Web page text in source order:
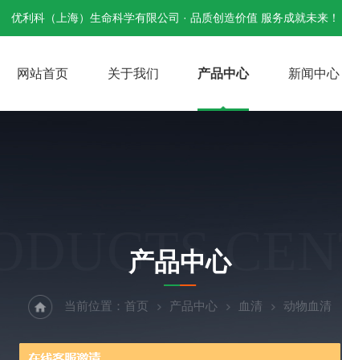
优利科（上海）生命科学有限公司 · 品质创造价值 服务成就未来！
网站首页 关于我们 产品中心 新闻中心
产品中心
当前位置： 首页 产品中心 血清 动物血清